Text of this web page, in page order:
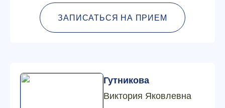
ЗАПИСАТЬСЯ НА ПРИЕМ
Гутникова
Виктория Яковлевна